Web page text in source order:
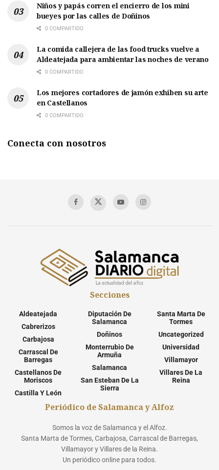
Niños y papás corren el encierro de los mini
bueyes por las calles de Doñinos
0 COMPARTIDO
La comida callejera de las food trucks vuelve a
Aldeatejada para ambientar las noches de verano
0 COMPARTIDO
Los mejores cortadores de jamón exhiben su arte
en Castellanos
0 COMPARTIDO
Conecta con nosotros
Secciones
Aldeatejada
Cabrerizos
Carbajosa
Carrascal De
Barregas
Castellanos De
Moriscos
Castilla Y León
Diputación De
Salamanca
Doñinos
Monterrubio De
Armuña
Salamanca
San Esteban De La
Sierra
Santa Marta De
Tormes
Uncategorized
Universidad
Villamayor
Villares De La
Reina
Periódico de Salamanca y Alfoz
Somos la voz de Salamanca y el Alfoz.
Santa Marta de Tormes, Carbajosa, Carrascal de Barregas,
Villamayor y Villares de la Reina.
Un periódico online para todos.